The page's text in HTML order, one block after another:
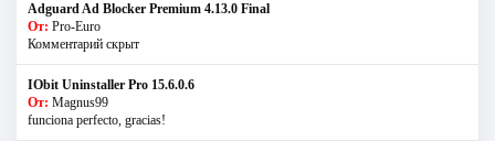
Adguard Ad Blocker Premium 4.13.0 Final
От: Pro-Euro
Комментарий скрыт
IObit Uninstaller Pro 15.6.0.6
От: Magnus99
funciona perfecto, gracias!